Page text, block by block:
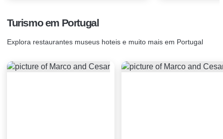
Turismo em Portugal
Explora restaurantes museus hoteis e muito mais em Portugal